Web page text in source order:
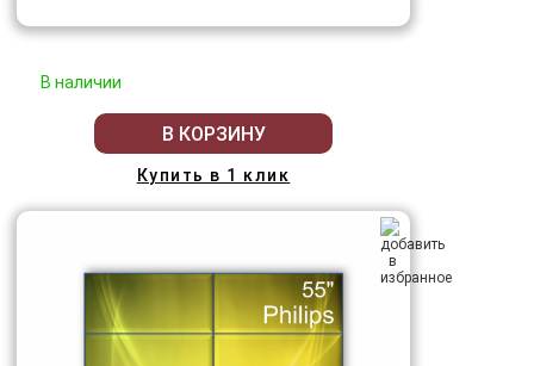
В наличии
В КОРЗИНУ
Купить в 1 клик